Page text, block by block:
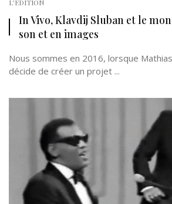
L'EDITION
In Vivo, Klavdij Sluban et le
son et en images
Nous sommes en 2016, lorsque
décide de créer un projet ...